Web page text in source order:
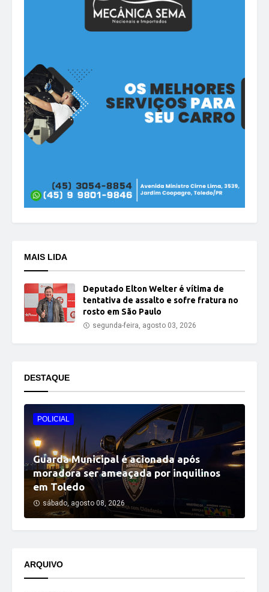
MAIS LIDA
Deputado Elton Welter é vítima de
tentativa de assalto e sofre fratura no
rosto em São Paulo
segunda-feira, agosto 03, 2026
DESTAQUE
POLICIAL
Guarda Municipal é acionada após
moradora ser ameaçada por inquilinos
em Toledo
sábado, agosto 08, 2026
ARQUIVO